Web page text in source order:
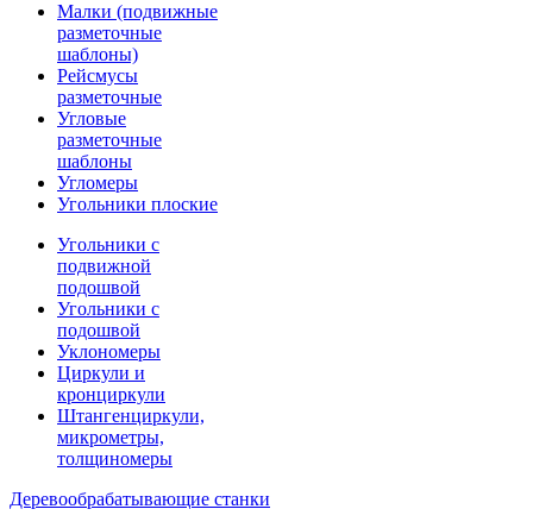
Малки (подвижные
разметочные
шаблоны)
Рейсмусы
разметочные
Угловые
разметочные
шаблоны
Угломеры
Угольники плоские
Угольники с
подвижной
подошвой
Угольники с
подошвой
Уклономеры
Циркули и
кронциркули
Штангенциркули,
микрометры,
толщиномеры
Деревообрабатывающие станки